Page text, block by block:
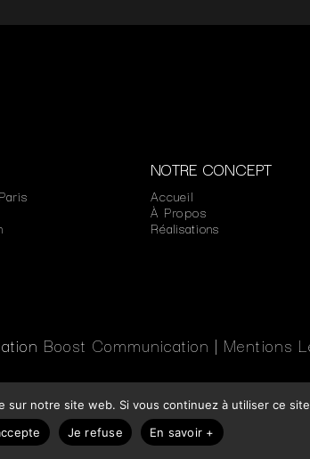
NOTRE CONCEPT
Accueil
À Propos
Réalisations
Boost Communication | Mentions
sur notre site web. Si vous continuez à utiliser ce
Je refuse En savoir +